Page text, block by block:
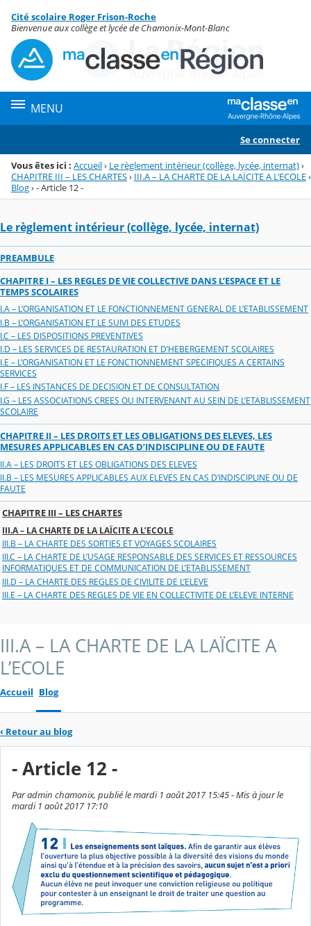
Menu de la rubrique
Contenu
Cité scolaire Roger Frison-Roche
Bienvenue aux collège et lycée de Chamonix-Mont-Blanc
MENU
Se connecter
Vous êtes ici : Accueil› Le règlement intérieur (collège, lycée, internat)›
CHAPITRE III – LES CHARTES› III.A – LA CHARTE DE LA LAÏCITE A L’ECOLE›
Blog›- Article 12 -
Le règlement intérieur (collège, lycée, internat)
PREAMBULE
CHAPITRE I – LES REGLES DE VIE COLLECTIVE DANS L’ESPACE ET LE
TEMPS SCOLAIRES
I.A – L’ORGANISATION ET LE FONCTIONNEMENT GENERAL DE L’ETABLISSEMENT
I.B – L’ORGANISATION ET LE SUIVI DES ETUDES
I.C – LES DISPOSITIONS PREVENTIVES
I.D – LES SERVICES DE RESTAURATION ET D’HEBERGEMENT SCOLAIRES
I.E – L’ORGANISATION ET LE FONCTIONNEMENT SPECIFIQUES A CERTAINS
SERVICES
I.F – LES INSTANCES DE DECISION ET DE CONSULTATION
I.G – LES ASSOCIATIONS CREES OU INTERVENANT AU SEIN DE L’ETABLISSEMENT
SCOLAIRE
CHAPITRE II – LES DROITS ET LES OBLIGATIONS DES ELEVES, LES
MESURES APPLICABLES EN CAS D’INDISCIPLINE OU DE FAUTE
II.A – LES DROITS ET LES OBLIGATIONS DES ELEVES
II.B – LES MESURES APPLICABLES AUX ELEVES EN CAS D’INDISCIPLINE OU DE
FAUTE
CHAPITRE III – LES CHARTES
III.A – LA CHARTE DE LA LAÏCITE A L’ECOLE
III.B – LA CHARTE DES SORTIES ET VOYAGES SCOLAIRES
III.C – LA CHARTE DE L’USAGE RESPONSABLE DES SERVICES ET RESSOURCES
INFORMATIQUES ET DE COMMUNICATION DE L’ETABLISSEMENT
III.D – LA CHARTE DES REGLES DE CIVILITE DE L’ELEVE
III.E – LA CHARTE DES REGLES DE VIE EN COLLECTIVITE DE L’ELEVE INTERNE
III.A – LA CHARTE DE LA LAÏCITE A
L’ECOLE
Accueil Blog
‹ Retour au blog
- Article 12 -
Par admin chamonix, publié le mardi 1 août 2017 15:45 - Mis à jour le
mardi 1 août 2017 17:10